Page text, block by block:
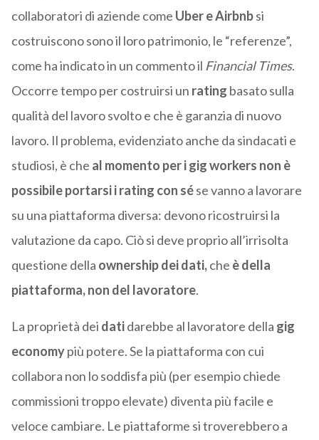
collaboratori di aziende come Uber e Airbnbsi
costruiscono sono il loro patrimonio, le “referenze”,
come ha indicato in un commento il Financial Times.
Occorre tempo per costruirsi un rating basato sulla
qualità del lavoro svolto e che è garanzia di nuovo
lavoro. Il problema, evidenziato anche da sindacati e
studiosi, è che al momento per i gig workers non è
possibile portarsi i rating con sése vanno a lavorare
su una piattaforma diversa: devono ricostruirsi la
valutazione da capo. Ciò si deve proprio all’irrisolta
questione della ownership dei dati,che è della
piattaforma, non del lavoratore.
La proprietà dei datidarebbe al lavoratore della gig
economypiù potere. Se la piattaforma con cui
collabora non lo soddisfa più (per esempio chiede
commissioni troppo elevate) diventa più facile e
veloce cambiare. Le piattaforme si troverebbero a